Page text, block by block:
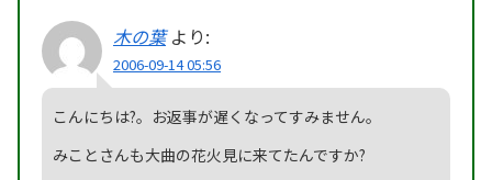
木の葉 より:
2006-09-14 05:56
こんにちは?。お返事が遅くなってすみません。
みことさんも大曲の花火見に来てたんですか?